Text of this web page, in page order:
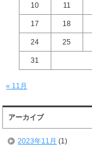
10 11
17 18
24 25
31
« 11月
アーカイブ
2023年11月 (1)